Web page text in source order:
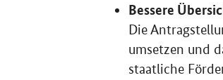
Bessere
Die
umsetzen und
staatliche